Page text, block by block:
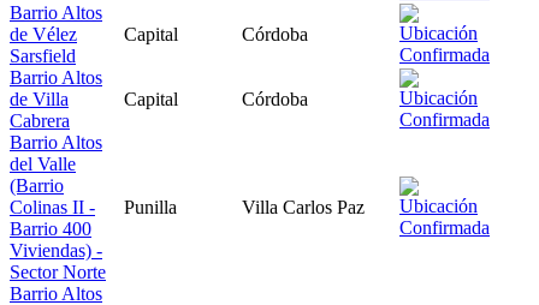
Barrio Altos
de Vélez
Sarsfield
Capital Córdoba
Barrio Altos
de Villa
Cabrera
Capital Córdoba
Barrio Altos
del Valle
(Barrio
Colinas II -
Barrio 400
Viviendas) -
Sector Norte
Punilla Villa Carlos Paz
Barrio Altos